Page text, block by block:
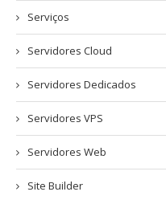
Serviços
Servidores Cloud
Servidores Dedicados
Servidores VPS
Servidores Web
Site Builder